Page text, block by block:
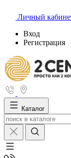
Личный
Вход
Регистрация
Каталог